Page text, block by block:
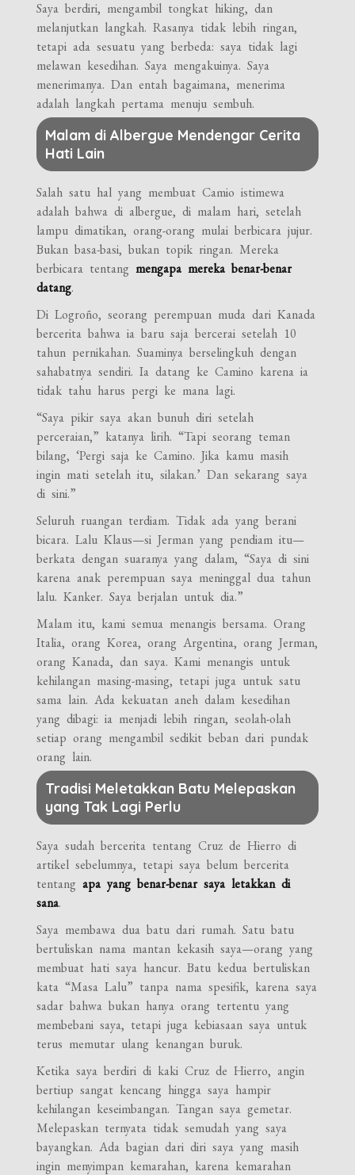
Saya berdiri, mengambil tongkat hiking, dan
melanjutkan langkah. Rasanya tidak lebih ringan,
tetapi ada sesuatu yang berbeda: saya tidak lagi
melawan kesedihan. Saya mengakuinya. Saya
menerimanya. Dan entah bagaimana, menerima
adalah langkah pertama menuju sembuh.
Malam di Albergue Mendengar Cerita
Hati Lain
Salah satu hal yang membuat Camio istimewa
adalah bahwa di albergue, di malam hari, setelah
lampu dimatikan, orang-orang mulai berbicara jujur.
Bukan basa-basi, bukan topik ringan. Mereka
berbicara tentangmengapa mereka benar-benar
datang.
Di Logroño, seorang perempuan muda dari Kanada
bercerita bahwa ia baru saja bercerai setelah 10
tahun pernikahan. Suaminya berselingkuh dengan
sahabatnya sendiri. Ia datang ke Camino karena ia
tidak tahu harus pergi ke mana lagi.
“Saya pikir saya akan bunuh diri setelah
perceraian,” katanya lirih. “Tapi seorang teman
bilang, ‘Pergi saja ke Camino. Jika kamu masih
ingin mati setelah itu, silakan.’ Dan sekarang saya
di sini.”
Seluruh ruangan terdiam. Tidak ada yang berani
bicara. Lalu Klaus—si Jerman yang pendiam itu—
berkata dengan suaranya yang dalam, “Saya di sini
karena anak perempuan saya meninggal dua tahun
lalu. Kanker. Saya berjalan untuk dia.”
Malam itu, kami semua menangis bersama. Orang
Italia, orang Korea, orang Argentina, orang Jerman,
orang Kanada, dan saya. Kami menangis untuk
kehilangan masing-masing, tetapi juga untuk satu
sama lain. Ada kekuatan aneh dalam kesedihan
yang dibagi: ia menjadi lebih ringan, seolah-olah
setiap orang mengambil sedikit beban dari pundak
orang lain.
Tradisi Meletakkan Batu Melepaskan
yang Tak Lagi Perlu
Saya sudah bercerita tentang Cruz de Hierro di
artikel sebelumnya, tetapi saya belum bercerita
tentangapa yang benar-benar saya letakkan di
sana.
Saya membawa dua batu dari rumah. Satu batu
bertuliskan nama mantan kekasih saya—orang yang
membuat hati saya hancur. Batu kedua bertuliskan
kata “Masa Lalu” tanpa nama spesifik, karena saya
sadar bahwa bukan hanya orang tertentu yang
membebani saya, tetapi juga kebiasaan saya untuk
terus memutar ulang kenangan buruk.
Ketika saya berdiri di kaki Cruz de Hierro, angin
bertiup sangat kencang hingga saya hampir
kehilangan keseimbangan. Tangan saya gemetar.
Melepaskan ternyata tidak semudah yang saya
bayangkan. Ada bagian dari diri saya yang masih
ingin menyimpan kemarahan, karena kemarahan